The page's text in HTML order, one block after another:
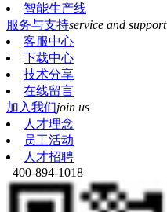
智能生产线
服务与支持service and support
客服中心
下载中心
技术分享
在线留言
加入我们join us
人才理念
员工活动
人才招聘
400-894-1018